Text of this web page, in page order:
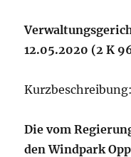
12.05.2020 (2 K
Die vom
den Windpark